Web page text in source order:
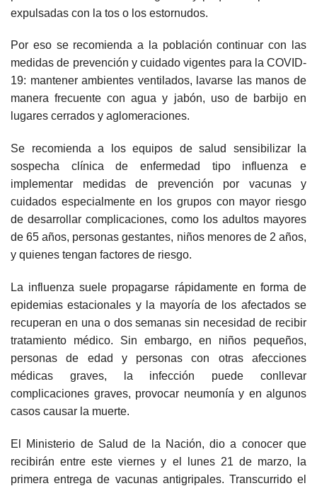
expulsadas con la tos o los estornudos.
Por eso se recomienda a la población continuar con las
medidas de prevención y cuidado vigentes para la COVID-
19: mantener ambientes ventilados, lavarse las manos de
manera frecuente con agua y jabón, uso de barbijo en
lugares cerrados y aglomeraciones.
Se recomienda a los equipos de salud sensibilizar la
sospecha clínica de enfermedad tipo influenza e
implementar medidas de prevención por vacunas y
cuidados especialmente en los grupos con mayor riesgo
de desarrollar complicaciones, como los adultos mayores
de 65 años, personas gestantes, niños menores de 2 años,
y quienes tengan factores de riesgo.
La influenza suele propagarse rápidamente en forma de
epidemias estacionales y la mayoría de los afectados se
recuperan en una o dos semanas sin necesidad de recibir
tratamiento médico. Sin embargo, en niños pequeños,
personas de edad y personas con otras afecciones
médicas graves, la infección puede conllevar
complicaciones graves, provocar neumonía y en algunos
casos causar la muerte.
El Ministerio de Salud de la Nación, dio a conocer que
recibirán entre este viernes y el lunes 21 de marzo, la
primera entrega de vacunas antigripales. Transcurrido el